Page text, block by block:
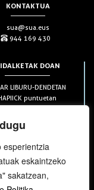
esperientzia
eskaintzeko
sakatzean,
KONTAKTUA
sua@sua.eus
944 169 430
DOAN
LIBURU-DENDETAN
puntuetan